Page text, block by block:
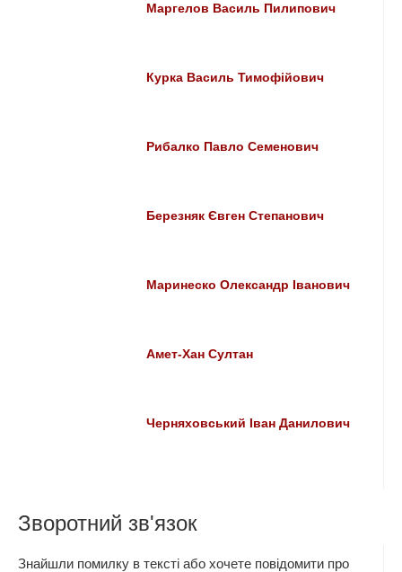
Маргелов Василь Пилипович
Курка Василь Тимофійович
Рибалко Павло Семенович
Березняк Євген Степанович
Маринеско Олександр Іванович
Амет-Хан Султан
Черняховський Іван Данилович
Зворотний зв'язок
Знайшли помилку в тексті або хочете повідомити про